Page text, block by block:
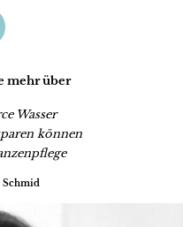
mehr über
Wasser
können
Schmid